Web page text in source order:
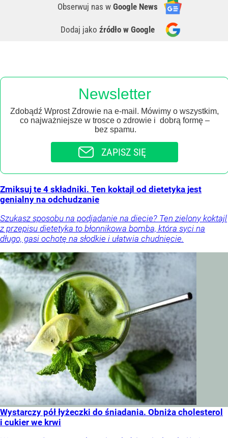
Obserwuj nas w Google News
Dodaj jako źródło w Google
Newsletter
Zdobądź Wprost Zdrowie na e-mail. Mówimy o wszystkim,
co najważniejsze w trosce o zdrowie i dobrą formę –
bez spamu.
ZAPISZ SIĘ
Zmiksuj te 4 składniki. Ten koktajl od dietetyka jest
genialny na odchudzanie
Szukasz sposobu na podjadanie na diecie? Ten zielony koktajl
z przepisu dietetyka to błonnikowa bomba, która syci na
długo, gasi ochotę na słodkie i ułatwia chudnięcie.
Wystarczy pół łyżeczki do śniadania. Obniża cholesterol
i cukier we krwi